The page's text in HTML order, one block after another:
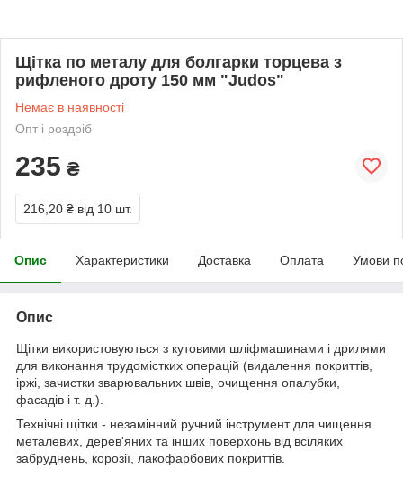
Щітка по металу для болгарки торцева з
рифленого дроту 150 мм "Judos"
Немає в наявності
Опт і роздріб
235 ₴
216,20 ₴ від 10 шт.
Опис Характеристики Доставка Оплата Умови
Опис
Щітки використовуються з кутовими шліфмашинами і дрилями
для виконання трудомістких операцій (видалення покриттів,
іржі, зачистки зварювальних швів, очищення опалубки,
фасадів і т. д.).
Технічні щітки - незамінний ручний інструмент для чищення
металевих, дерев'яних та інших поверхонь від всіляких
забруднень, корозії, лакофарбових покриттів.